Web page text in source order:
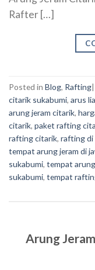
Rafter […]
Posted in Blog, Rafting|
citarik sukabumi, arus
arung jeram citarik,
citarik, paket rafting
rafting citarik, rafting di
tempat arung jeram di
sukabumi, tempat
sukabumi, tempat
Arung